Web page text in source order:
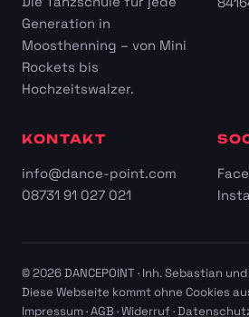
Generation in
Moosthenning – von Mini
Rockets bis
Hochzeitswalzer.
KONTAKT
info@dance-point.com
08731 91 027 021
© 2026 DANCEPOINT · Inh. Sebastian
Diese Webseite kommt ohne Cookies
Impressum·AGB ·Widerruf·